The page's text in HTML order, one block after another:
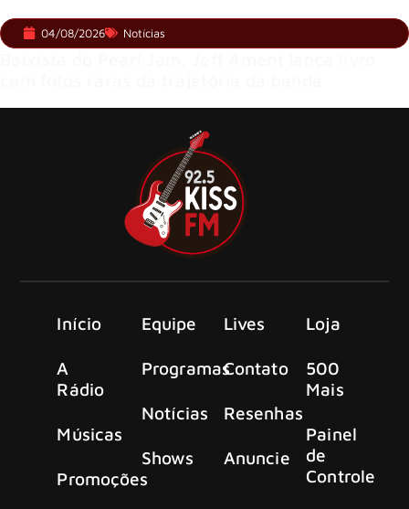
04/08/2026 Notícias
Início
A
Rádio
Músicas
Promoções
Equipe
Programas
Notícias
Shows
Lives
Contato
Resenhas
Anuncie
Loja
500
Mais
Painel
de
Controle